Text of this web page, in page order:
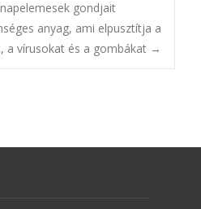
gondjait
anyag, ami elpusztítja a
a vírusokat és a gombákat →